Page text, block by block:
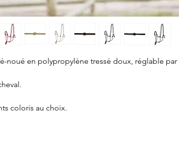
noué en polypropylène tressé doux, réglable
coloris au choix.